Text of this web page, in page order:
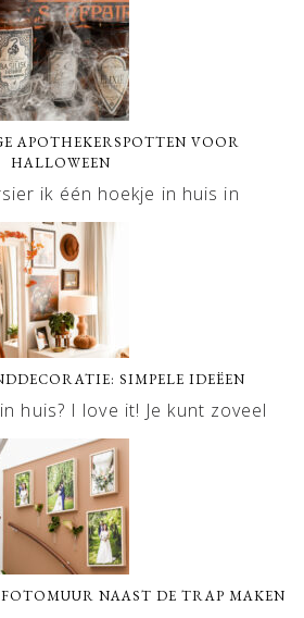
APOTHEKERSPOTTEN VOOR
HALLOWEEN
ik één hoekje in huis in
SIMPELE IDEËEN
huis? I love it! Je kunt zoveel
NAAST DE TRAP MAKEN